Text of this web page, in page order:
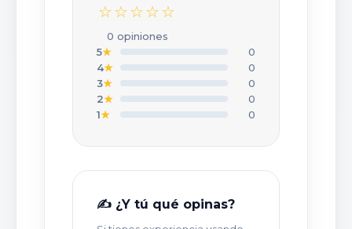
☆☆☆☆☆
0 opiniones
5★
0
4★
0
3★
0
2★
0
1★ 0
✍️ ¿Y tú qué opinas?
CALIFICACIÓN *
★
★
TU NOMBRE O APODO *